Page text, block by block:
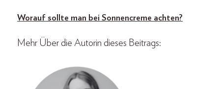
Worauf sollte man bei Sonnencreme achten?
Mehr Über die Autorin dieses Beitrags: